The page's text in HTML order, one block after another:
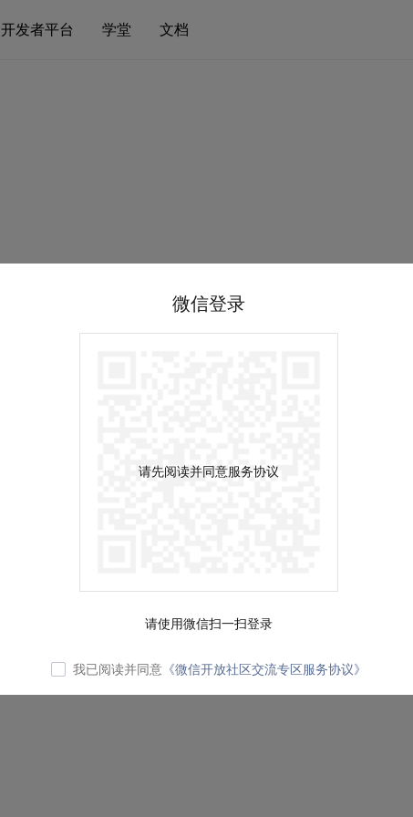
开发者平台 学堂 文档
微信登录
请先阅读并同意服务协议
请使用微信扫一扫登录
我已阅读并同意 《微信开放社区交流专区服务协议》